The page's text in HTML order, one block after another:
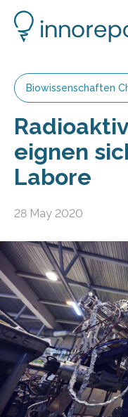
Biowissenschaften
eignen
Labore
28 May 2020